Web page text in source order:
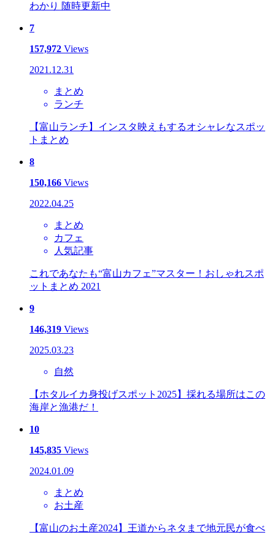
わかり 随時更新中
7
157,972 Views
2021.12.31
まとめ
ランチ
【富山ランチ】インスタ映えもするオシャレなスポッ
トまとめ
8
150,166 Views
2022.04.25
まとめ
カフェ
人気記事
これであなたも“富山カフェ”マスター！おしゃれスポ
ットまとめ 2021
9
146,319 Views
2025.03.23
自然
【ホタルイカ身投げスポット2025】採れる場所はこの
海岸と漁港だ！
10
145,835 Views
2024.01.09
まとめ
お土産
【富山のお土産2024】王道からネタまで地元民が食べ